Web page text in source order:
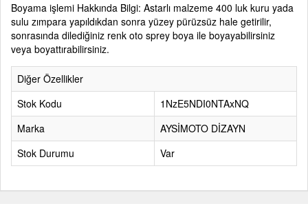
Boyama işlemi Hakkında Bilgi: Astarlı malzeme 400 luk kuru yada
sulu zımpara yapıldıkdan sonra yüzey pürüzsüz hale getirilir,
sonrasında dilediğiniz renk oto sprey boya ile boyayabilirsiniz
veya boyattırabilirsiniz.
Diğer Özellikler
Stok Kodu
1NzE5NDI0NTAxNQ
Marka
AYSİMOTO DİZAYN
Stok Durumu
Var